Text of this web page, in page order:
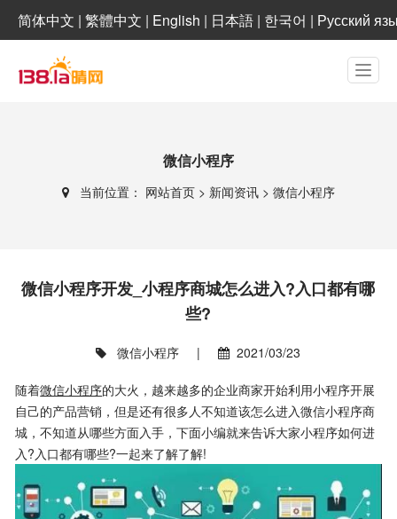
简体中文 | 繁體中文 | English | 日本語 | 한국어 | Русский
微信小程序
当前位置： 网站首页 > 新闻资讯 > 微信小程序
微信小程序开发_小程序商城怎么进入?入口都有哪
些?
微信小程序 | 2021/03/23
随着微信小程序的大火，越来越多的企业商家开始利用小程序开展
自己的产品营销，但是还有很多人不知道该怎么进入微信小程序商
城，不知道从哪些方面入手，下面小编就来告诉大家小程序如何进
入?入口都有哪些?一起来了解了解!